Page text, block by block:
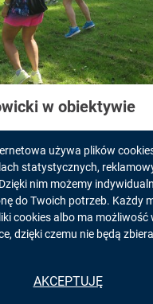
w obiektywie
2020 za
to jeszcze raz w
aparatu
używa plików
statystycznych,
nim możemy
do Twoich potrzeb. Każdy
cookies albo ma możliwość
dzięki czemu nie będą
AKCEPTUJĘ